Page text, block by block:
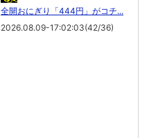
全開おにぎり「444円」がコチ...
2026.08.09-17:02:03(42/36)